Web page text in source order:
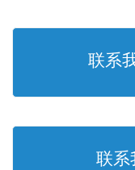
联系
联系